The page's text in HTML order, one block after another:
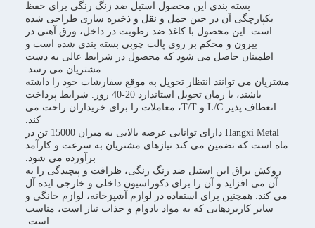
بسته بندی این محصول استیل ضد زنگ رنگی برای حفظ
یکپارچگی آن در حین حمل و نقل و ذخیره سازی طراحی شده
است. این محصول با کاغذ ضد رطوبت در داخل، ورق آهنی در
بیرون و محکم بر روی پالت چوبی بسته بندی شده است و
اطمینان حاصل می شود که محصول در شرایط عالی به دست
مشتریان می رسد.
مشتریان می توانند انتظار تحویل به موقع سفارشات خود را داشته
باشند، با زمان تحویل استاندارد 20-40 روز. شرایط پرداخت
انعطاف پذیر L/C و T/T، معاملات را برای خریداران راحت می
کند.
Hangxi Metal دارای توانایی عرضه بالایی به میزان 15000 تن در
ماه است که تضمین می کند نیازهای مشتریان به سرعت و کارآمد
برآورده می شود.
روکش براق این استیل ضد زنگ رنگی، ظرافت و پیچیدگی را به
آن می افزاید و آن را برای دکوراسیون داخلی و خارجی ایده آل
می کند. همچنین برای استفاده در لوازم آشپزخانه، لوازم خانگی و
سایر کاربردهایی که به مواد بادوام و جذاب نیاز است، مناسب
است.